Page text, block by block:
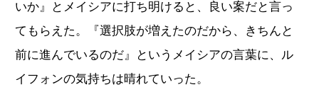
いか』とメイシアに打ち明けると、良い案だと言っ
てもらえた。『選択肢が増えたのだから、きちんと
前に進んでいるのだ』というメイシアの言葉に、ル
イフォンの気持ちは晴れていった。